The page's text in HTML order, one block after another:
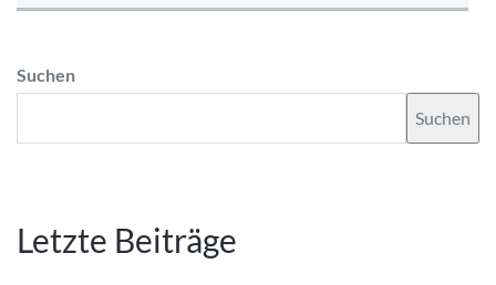
Suchen
Suchen
Letzte Beiträge